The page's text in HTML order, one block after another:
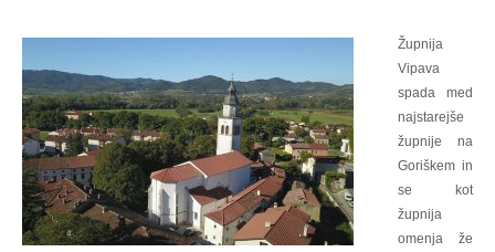
Župnija
Vipava
spada med
najstarejše
župnije na
Goriškem in
se kot
župnija
omenja že